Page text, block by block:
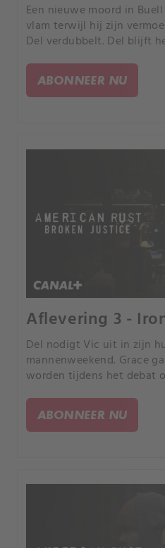
Een nieuwe moord in
vlam terwijl hij zijn
Del verdubbelt. Del blijft
meer verstrikt raakt in de
ABONNEER NU
Aflevering 3 -
Del nodigt Vic uit in zijn
mannenweekend. Grace
worden tijdens het debat
ABONNEER NU